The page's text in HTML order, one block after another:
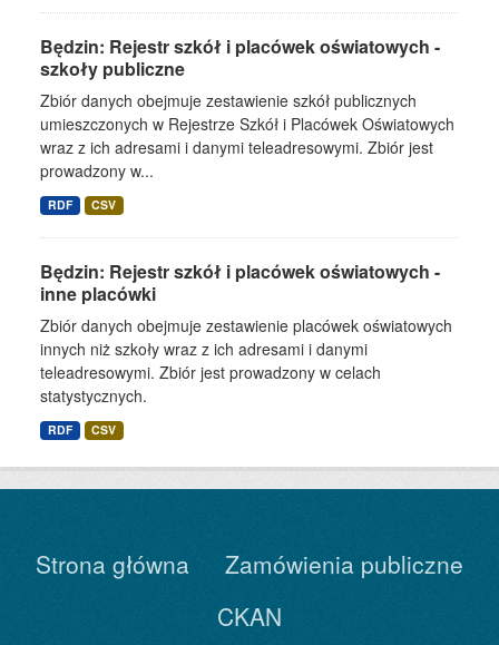
Będzin: Rejestr szkół i placówek oświatowych -
szkoły publiczne
Zbiór danych obejmuje zestawienie szkół publicznych
umieszczonych w Rejestrze Szkół i Placówek Oświatowych
wraz z ich adresami i danymi teleadresowymi. Zbiór jest
prowadzony w...
RDF CSV
Będzin: Rejestr szkół i placówek oświatowych -
inne placówki
Zbiór danych obejmuje zestawienie placówek oświatowych
innych niż szkoły wraz z ich adresami i danymi
teleadresowymi. Zbiór jest prowadzony w celach
statystycznych.
RDF CSV
Strona główna
Zamówienia publiczne
CKAN